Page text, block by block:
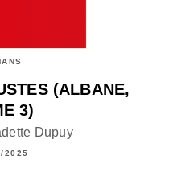
(ALBANE,
3)
Dupuy
2025